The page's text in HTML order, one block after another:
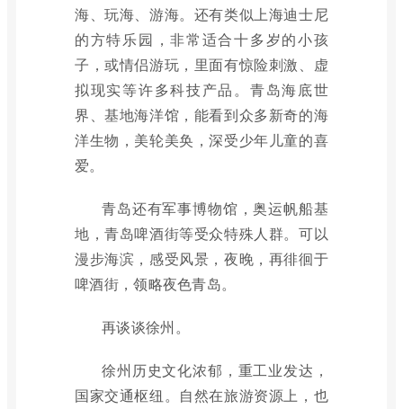
海、玩海、游海。还有类似上海迪士尼
的方特乐园，非常适合十多岁的小孩
子，或情侣游玩，里面有惊险刺激、虚
拟现实等许多科技产品。青岛海底世
界、基地海洋馆，能看到众多新奇的海
洋生物，美轮美奂，深受少年儿童的喜
爱。
青岛还有军事博物馆，奥运帆船基
地，青岛啤酒街等受众特殊人群。可以
漫步海滨，感受风景，夜晚，再徘徊于
啤酒街，领略夜色青岛。
再谈谈徐州。
徐州历史文化浓郁，重工业发达，
国家交通枢纽。自然在旅游资源上，也